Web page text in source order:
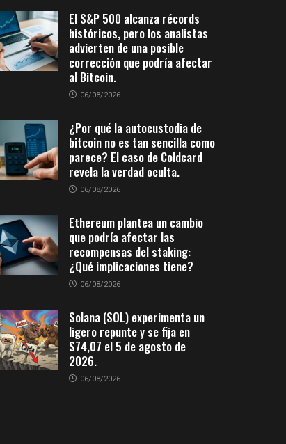
El S&P 500 alcanza récords
históricos, pero los analistas
advierten de una posible
corrección que podría afectar
al Bitcoin.
06/08/2026
¿Por qué la autocustodia de
bitcoin no es tan sencilla como
parece? El caso de Coldcard
revela la verdad oculta.
06/08/2026
Ethereum plantea un cambio
que podría afectar las
recompensas del staking:
¿Qué implicaciones tiene?
06/08/2026
Solana (SOL) experimenta un
ligero repunte y se fija en
$74,07 el 5 de agosto de
2026.
06/08/2026